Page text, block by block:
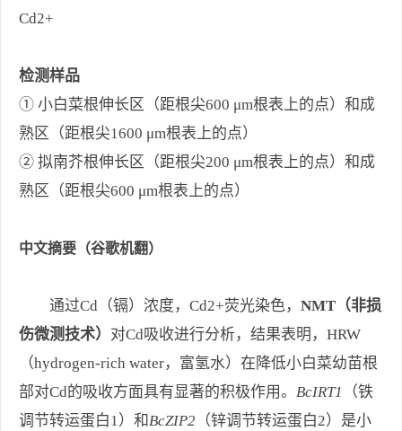
Cd2+
检测样品
① 小白菜根伸长区（距根尖600 μm根表上的点）和成
熟区（距根尖1600 μm根表上的点）
② 拟南芥根伸长区（距根尖200 μm根表上的点）和成
熟区（距根尖600 μm根表上的点）
中文摘要（谷歌机翻）
通过Cd（镉）浓度，Cd2+荧光染色， NMT（非损
伤微测技术） 对Cd吸收进行分析，结果表明，HRW
（hydrogen-rich water，富氢水）在降低小白菜幼苗根
部对Cd的吸收方面具有显著的积极作用。 BcIRT1
（铁
调节转运蛋白1）和BcZIP2 （锌调节转运蛋白2）是小